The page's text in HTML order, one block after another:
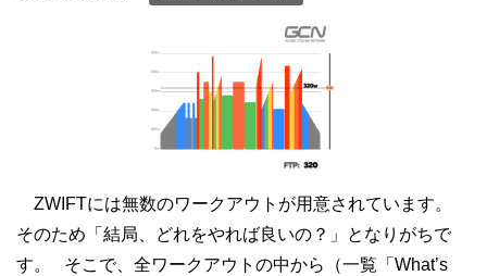
ZWIFTには無数のワークアウトが用意されています。
そのため「結局、どれをやれば良いの？」となりがちで
す。 そこで、全ワークアウトの中から（一覧「What’s